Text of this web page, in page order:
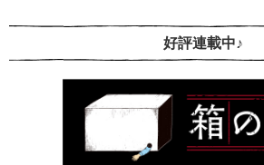
好評連載中♪